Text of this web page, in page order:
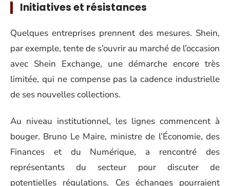
Initiatives et résistances
Quelques entreprises prennent des mesures. Shein,
par exemple, tente de s’ouvrir au marché de l’occasion
avec Shein Exchange, une démarche encore très
limitée, qui ne compense pas la cadence industrielle
de ses nouvelles collections.
Au niveau institutionnel, les lignes commencent à
bouger. Bruno Le Maire, ministre de l’Économie, des
Finances et du Numérique, a rencontré des
représentants du secteur pour discuter de
potentielles régulations. Ces échanges pourraient